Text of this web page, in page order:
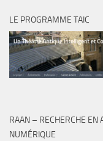
LE PROGRAMME TAIC
RAAN – RECHERCHE EN
NUMÉRIQUE